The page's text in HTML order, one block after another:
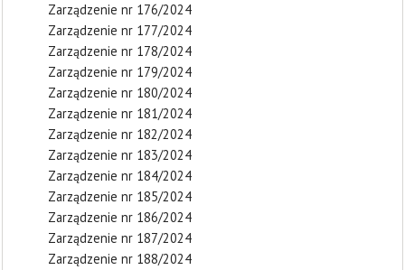
Zarządzenie nr 176/2024
Zarządzenie nr 177/2024
Zarządzenie nr 178/2024
Zarządzenie nr 179/2024
Zarządzenie nr 180/2024
Zarządzenie nr 181/2024
Zarządzenie nr 182/2024
Zarządzenie nr 183/2024
Zarządzenie nr 184/2024
Zarządzenie nr 185/2024
Zarządzenie nr 186/2024
Zarządzenie nr 187/2024
Zarządzenie nr 188/2024